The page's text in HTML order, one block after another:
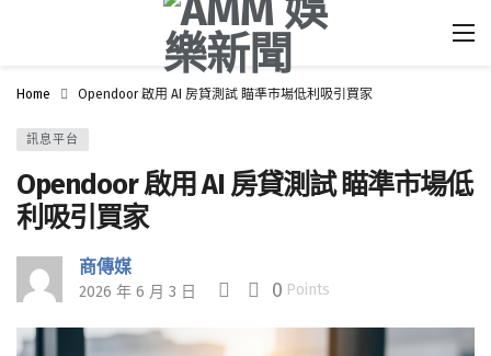
Home Opendoor 啟用 AI 房貸測試 瞄準市場低利吸引買家
訊息平台
Opendoor 啟用 AI 房貸測試 瞄準市場低
利吸引買家
商傳媒
2026 年 6 月 3 日 0 Points